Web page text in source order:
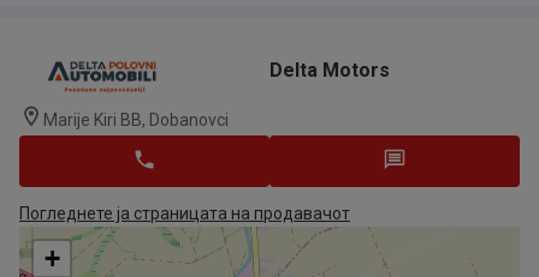
Delta Motors
Marije Kiri BB, Dobanovci
Погледнете ја страницата на продавачот
+